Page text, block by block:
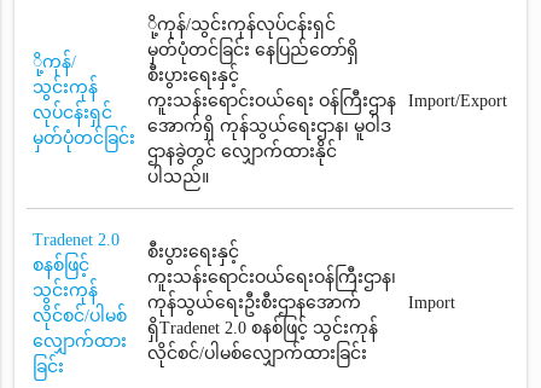
ို့ကုန်/
သွင်းကုန်
လုပ်ငန်းရှင်
မှတ်ပုံတင်ခြင်း
ို့ကုန်/သွင်းကုန်လုပ်ငန်းရှင်
မှတ်ပုံတင်ခြင်း နေပြည်တော်ရှိ
စီးပွားရေးနှင့်
ကူးသန်းရောင်းဝယ်ရေး ဝန်ကြီးဌာန
အောက်ရှိ ကုန်သွယ်ရေးဌာန၊ မူဝါဒ
ဌာနခွဲတွင် လျှောက်ထားနိုင်
ပါသည်။
Import/Export
Tradenet 2.0
စနစ်ဖြင့်
သွင်းကုန်
လိုင်စင်/ပါမစ်
လျှောက်ထား
ခြင်း
စီးပွားရေးနှင့်
ကူးသန်းရောင်းဝယ်ရေးဝန်ကြီးဌာန၊
ကုန်သွယ်ရေးဦးစီးဌာနအောက်
ရှိTradenet 2.0 စနစ်ဖြင့် သွင်းကုန်
လိုင်စင်/ပါမစ်လျှောက်ထားခြင်း
Import